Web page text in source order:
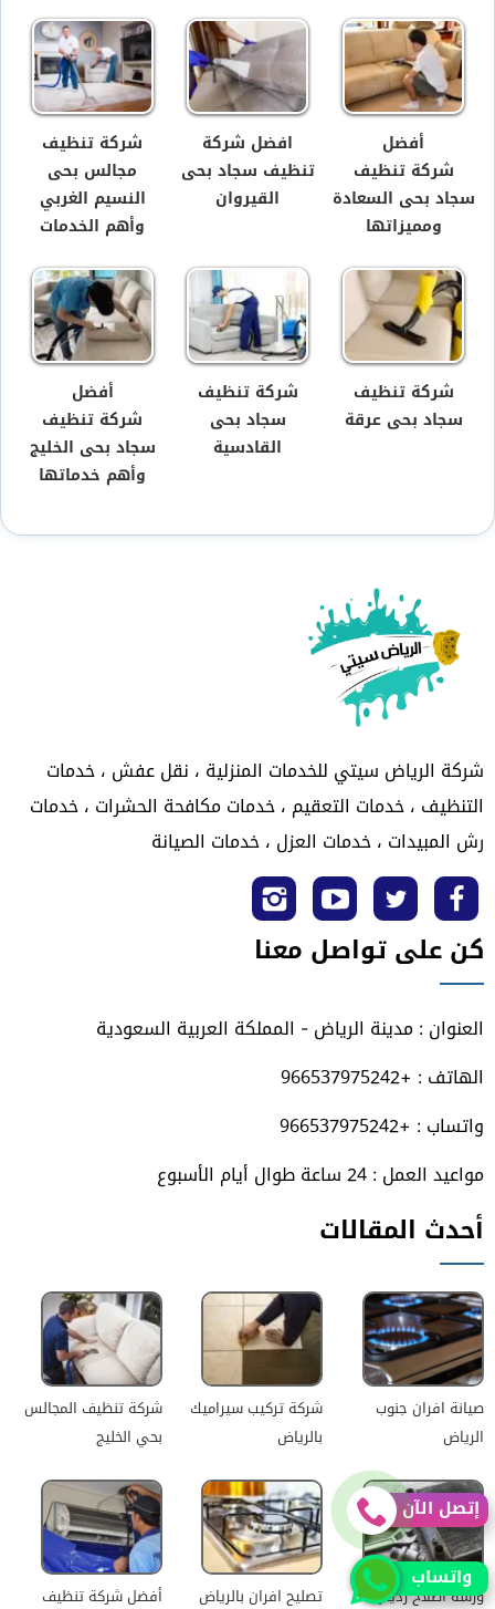
أفضل
شركة تنظيف
سجاد بحى السعادة
ومميزاتها
افضل شركة
تنظيف سجاد بحى
القيروان
شركة تنظيف
مجالس بحى
النسيم الغربي
وأهم الخدمات
شركة تنظيف
سجاد بحى عرقة
شركة تنظيف
سجاد بحى
القادسية
أفضل
شركة تنظيف
سجاد بحى الخليج
وأهم خدماتها
شركة الرياض سيتي للخدمات المنزلية ، نقل عفش ، خدمات
التنظيف ، خدمات التعقيم ، خدمات مكافحة الحشرات ، خدمات
رش المبيدات ، خدمات العزل ، خدمات الصيانة
تابعنا
على
فيسبوك
تابعنا
على
تويتر
تابعنا
على
يوتيوب
تابعنا
على
انستجرام
كن على تواصل معنا
العنوان : مدينة الرياض - المملكة العربية السعودية
الهاتف : +966537975242
واتساب : +966537975242
مواعيد العمل : 24 ساعة طوال أيام الأسبوع
أحدث المقالات
صيانة افران جنوب
الرياض
شركة تركيب سيراميك
بالرياض
شركة تنظيف المجالس
بحي الخليج
ورشة اصلاح رديتر تصليح افران بالرياض أفضل شركة تنظيف
إتصل الآن
واتساب